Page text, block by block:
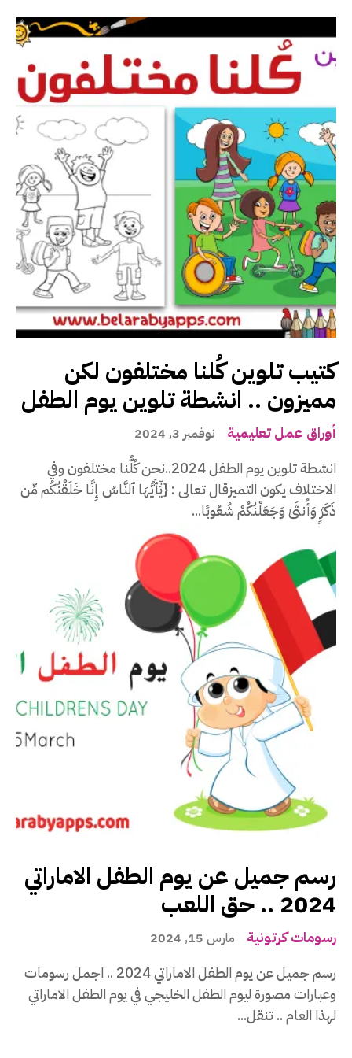
كتيب تلوين كُلنا مختلفون لكن
مميزون .. انشطة تلوين يوم الطفل
أوراق عمل تعليمية نوفمبر 3, 2024
انشطة تلوين يوم الطفل 2024..نحن كُلُّنا مختلفون وفي
الاختلاف يكون التميزقال تعالى : {يَٰٓأَيُّهَا ٱلنَّاسُ إِنَّا خَلَقْنَٰكُم مِّن
ذَكَرٍۢ وَأُنثَىٰ وَجَعَلْنَٰكُمْ شُعُوبًا...
رسم جميل عن يوم الطفل الاماراتي
2024 .. حق اللعب
رسومات كرتونية مارس 15, 2024
رسم جميل عن يوم الطفل الاماراتي 2024 .. اجمل رسومات
وعبارات مصورة ليوم الطفل الخليجي في يوم الطفل الاماراتي
لهذا العام .. تنقل...